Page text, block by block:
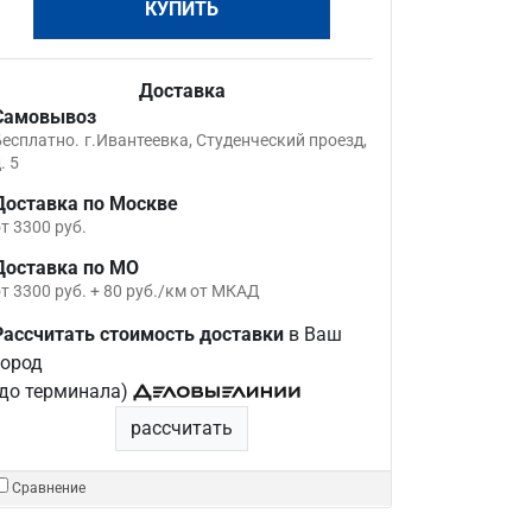
КУПИТЬ
Доставка
г.Ивантеевка, Студенческий проезд,
5
по Москве
3300 руб.
по МО
3300 руб. + 80 руб./км от МКАД
стоимость доставкив Ваш
терминала)
рассчитать
Сравнение